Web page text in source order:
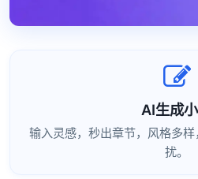
AI生成
输入灵感，秒出章节，风格多
扰。